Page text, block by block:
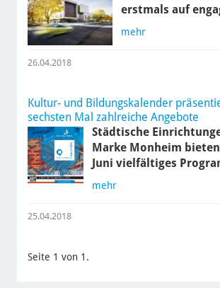
erstmals auf
mehr
26.04.2018
Kultur- und Bildungskalender
sechsten Mal zahlreiche Angebote
Städtische
Marke Monheim
Juni vielfältiges
mehr
25.04.2018
Seite 1 von 1.